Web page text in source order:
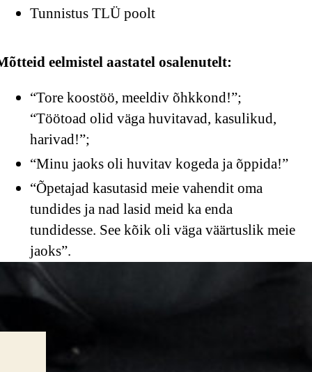
Tunnistus TLÜ poolt
eelmistel aastatel osalenutelt:
“Tore koostöö, meeldiv õhkkond!”;
“Töötoad olid väga huvitavad, kasulikud,
harivad!”;
“Minu jaoks oli huvitav kogeda ja õppida!”
“Õpetajad kasutasid meie vahendit oma
tundides ja nad lasid meid ka enda
tundidesse. See kõik oli väga väärtuslik meie
jaoks”.